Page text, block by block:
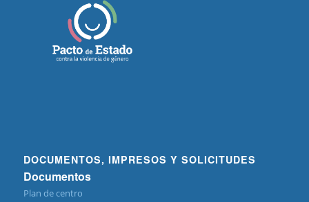
DOCUMENTOS, IMPRESOS Y SOLICITUDES
Documentos
Plan de centro